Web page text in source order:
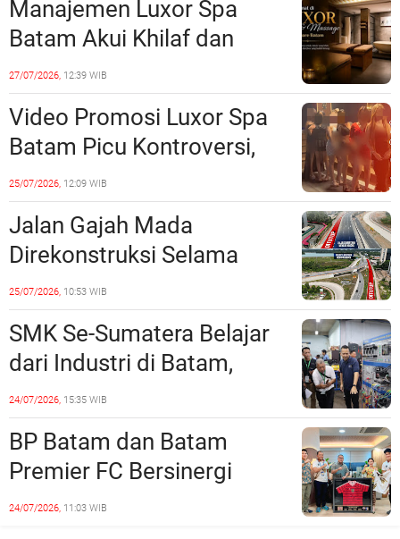
Lampaui 50 Persen
Manajemen Luxor Spa
Batam Akui Khilaf dan
Minta Maaf, Konten
Langsung Di-Takedown
27/07/2026, 12:39 WIB
Video Promosi Luxor Spa
Batam Picu Kontroversi,
Dinilai Bermuatan Sensual
25/07/2026, 12:09 WIB
Jalan Gajah Mada
Direkonstruksi Selama
Empat Minggu, Ini Skema
Rekayasa Lalu Lintasnya
25/07/2026, 10:53 WIB
SMK Se-Sumatera Belajar
dari Industri di Batam,
Siapkan Lulusan Siap Kerja
Era Digital
24/07/2026, 15:35 WIB
BP Batam dan Batam
Premier FC Bersinergi
Cetak Generasi Emas
24/07/2026, 11:03 WIB